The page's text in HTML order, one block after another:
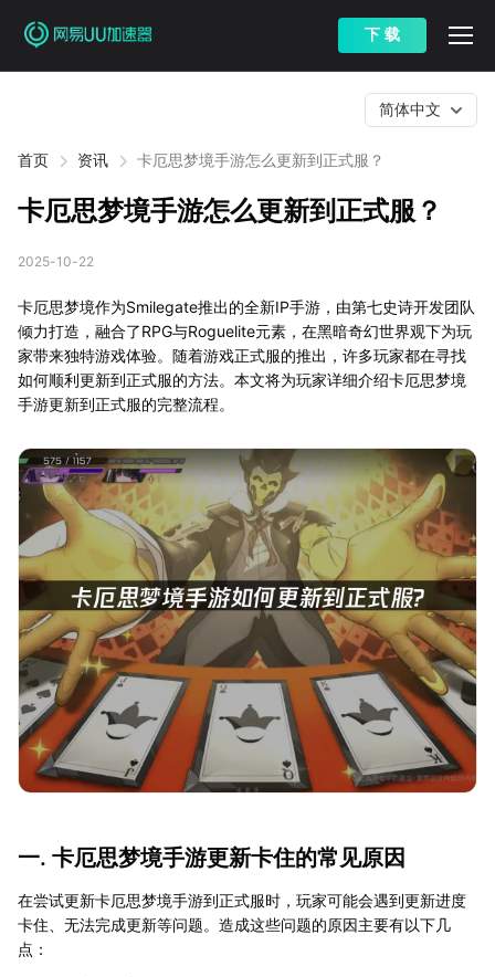
下 载
首页 资讯 卡厄思梦境手游怎么更新到正式服？
简体中文
卡厄思梦境手游怎么更新到正式服？
2025-10-22
卡厄思梦境作为Smilegate推出的全新IP手游，由第七史诗开发团队
倾力打造，融合了RPG与Roguelite元素，在黑暗奇幻世界观下为玩
家带来独特游戏体验。随着游戏正式服的推出，许多玩家都在寻找
如何顺利更新到正式服的方法。本文将为玩家详细介绍卡厄思梦境
手游更新到正式服的完整流程。
一. 卡厄思梦境手游更新卡住的常见原因
在尝试更新卡厄思梦境手游到正式服时，玩家可能会遇到更新进度
卡住、无法完成更新等问题。造成这些问题的原因主要有以下几
点：